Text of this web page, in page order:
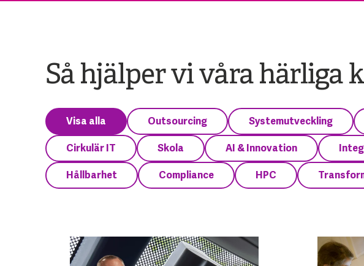
Så hjälper vi våra härliga
Visa alla Outsourcing Systemutveckling
Cirkulär IT Skola AI & Innovation
Hållbarhet Compliance HPC